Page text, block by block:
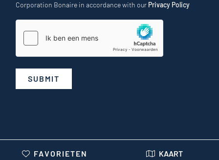
Corporation Bonaire in accordance with our Privacy Policy
SUBMIT
FAVORIETEN KAART